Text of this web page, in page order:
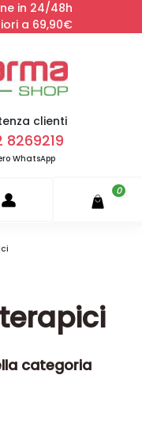
in 24/48h
a 69,90€
clienti
8269219
WhatsApp
0
categoria